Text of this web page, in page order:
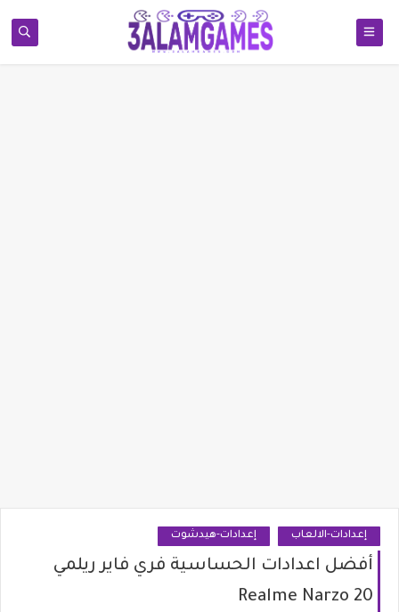
إعدادات-الالعاب إعدادات-هيدشوت
أفضل اعدادات الحساسية فري فاير ريلمي
Realme Narzo 20